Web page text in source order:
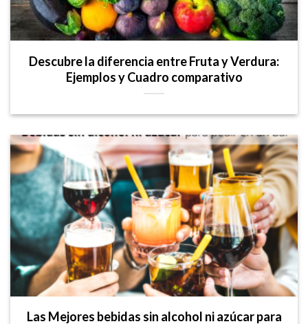
Descubre la diferencia entre Fruta y Verdura:
Ejemplos y Cuadro comparativo
Las Mejores bebidas sin alcohol ni azúcar para